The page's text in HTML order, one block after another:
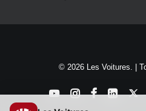
© 2026 Les Voitures. |